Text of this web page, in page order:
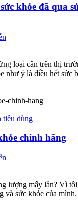
khỏe đã qua
loại cân trên thị
như ý là điều hết sức
tiêu dùng
chính hãng
lượng mấy lần? Vì
và sức khỏe của